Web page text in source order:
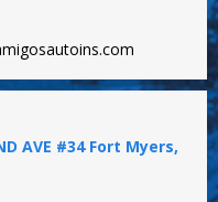
AVE #34 Fort Myers,